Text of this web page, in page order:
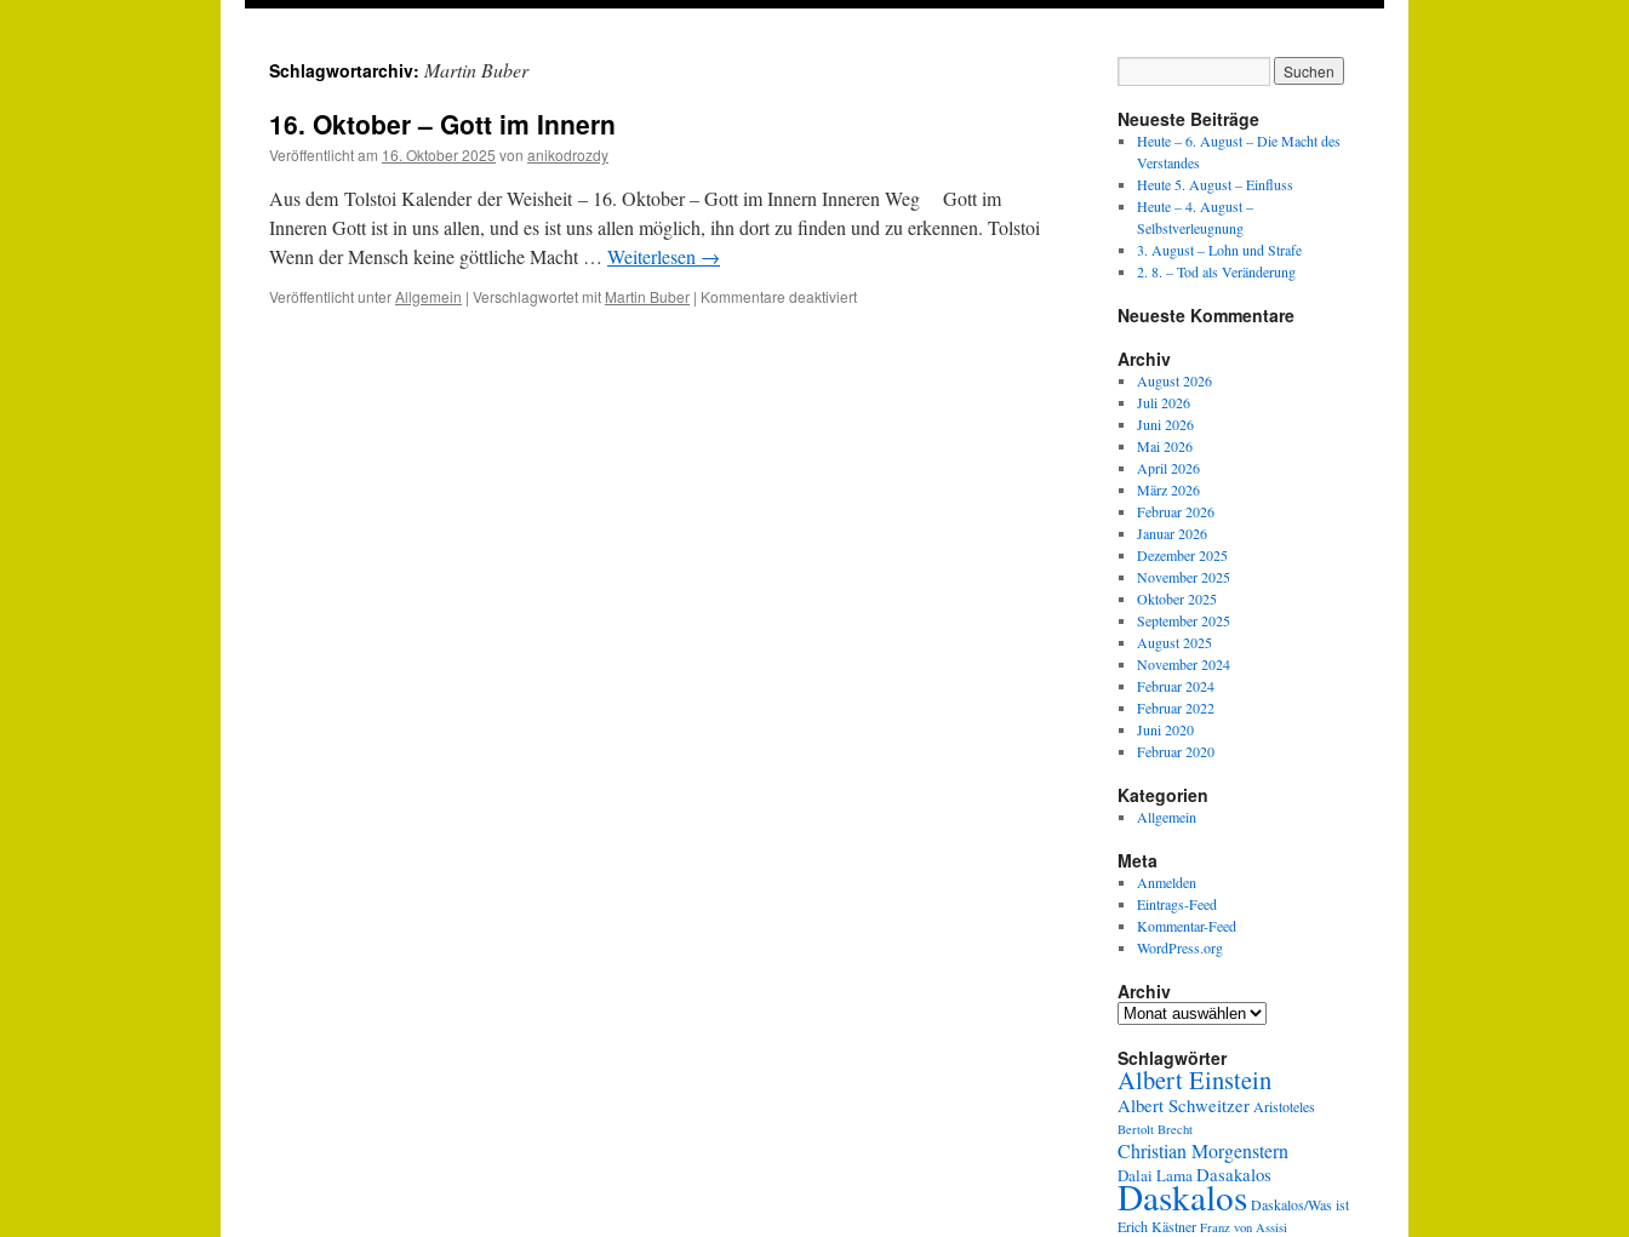
Schlagwortarchiv: Martin Buber
16. Oktober – Gott im Innern
Veröffentlicht am 16. Oktober 2025 von anikodrozdy
Aus dem Tolstoi Kalender der Weisheit – 16. Oktober – Gott im Innern Inneren Weg Gott im
Inneren Gott ist in uns allen, und es ist uns allen möglich, ihn dort zu finden und zu erkennen. Tolstoi
Wenn der Mensch keine göttliche Macht … Weiterlesen →
Veröffentlicht unterAllgemein | Verschlagwortet mit Martin Buber | Kommentare deaktiviertfür
Neueste Beiträge
Heute – 6. August – Die Macht des
Verstandes
Heute 5. August – Einfluss
Heute – 4. August –
Selbstverleugnung
3. August – Lohn und Strafe
2. 8. – Tod als Veränderung
Neueste Kommentare
Archiv
August 2026
Juli 2026
Juni 2026
Mai 2026
April 2026
März 2026
Februar 2026
Januar 2026
Dezember 2025
November 2025
Oktober 2025
September 2025
August 2025
November 2024
Februar 2024
Februar 2022
Juni 2020
Februar 2020
Kategorien
Allgemein
Meta
Anmelden
Eintrags-Feed
Kommentar-Feed
WordPress.org
Archiv
Archiv
Schlagwörter
Albert Einstein
Albert Schweitzer Aristoteles
Bertolt Brecht
Christian Morgenstern
Dalai LamaDasakalos
DaskalosDaskalos/Was ist
Erich Kästner Franz von Assisi